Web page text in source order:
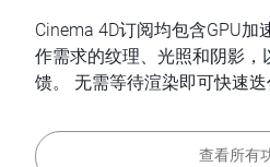
Cinema 4D订阅均包含GPU加
作需求的纹理、光照和阴影，
馈。 无需等待渲染即可快速迭
查看所有